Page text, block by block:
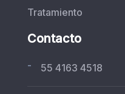
Tratamiento
Contacto
- 55 4163 4518